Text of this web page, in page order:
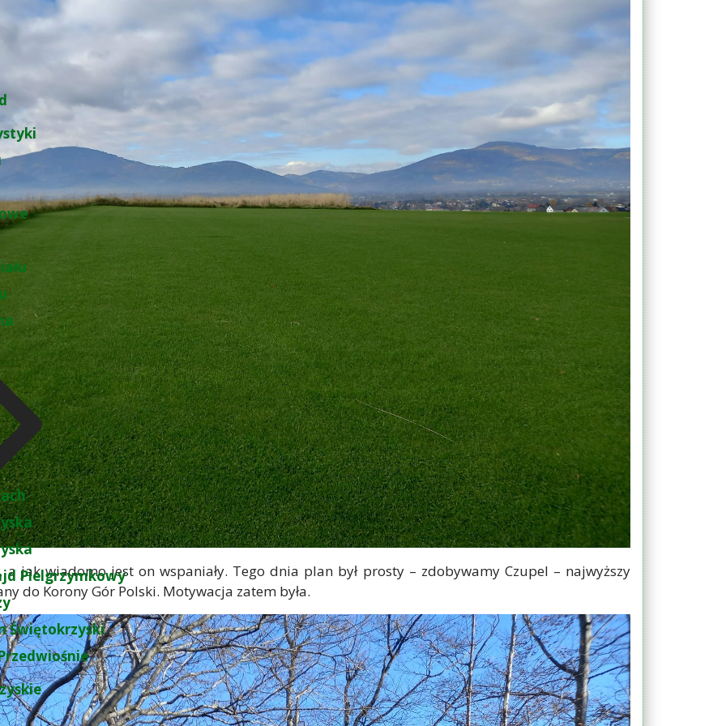
Pielgrzymkowy
Świętokrzyski
jak wiadomo jest on wspaniały. Tego dnia plan był prosty – zdobywamy Czupel – najwyższy
do Korony Gór Polski. Motywacja zatem była.